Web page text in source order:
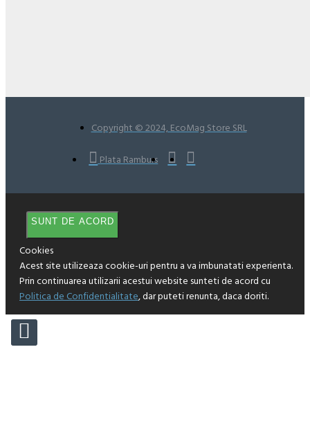
Copyright © 2024, EcoMag Store SRL
Plata Ramburs
SUNT DE ACORD
Cookies
Acest site utilizeaza cookie-uri pentru a va imbunatati experienta.
Prin continuarea utilizarii acestui website sunteti de acord cu
Politica de Confidentialitate, dar puteti renunta, daca doriti.